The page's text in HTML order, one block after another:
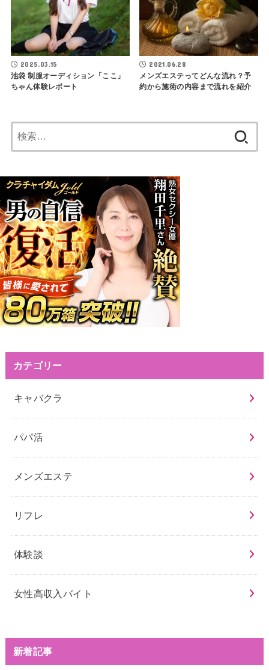
2025.03.15
池袋 制服オーディション「ここ」
ちゃん体験レポート
2021.06.28
メンズエステってどんな流れ？予
約から施術の内容まで流れを紹介
索:
カテゴリー
キャバクラ
パパ活
メンズエステ
リフレ
体験談
女性高収入バイト
新着記事